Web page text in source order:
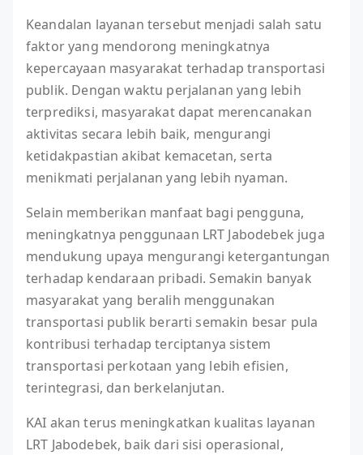
Keandalan layanan tersebut menjadi salah satu
faktor yang mendorong meningkatnya
kepercayaan masyarakat terhadap transportasi
publik. Dengan waktu perjalanan yang lebih
terprediksi, masyarakat dapat merencanakan
aktivitas secara lebih baik, mengurangi
ketidakpastian akibat kemacetan, serta
menikmati perjalanan yang lebih nyaman.
Selain memberikan manfaat bagi pengguna,
meningkatnya penggunaan LRT Jabodebek juga
mendukung upaya mengurangi ketergantungan
terhadap kendaraan pribadi. Semakin banyak
masyarakat yang beralih menggunakan
transportasi publik berarti semakin besar pula
kontribusi terhadap terciptanya sistem
transportasi perkotaan yang lebih efisien,
terintegrasi, dan berkelanjutan.
KAI akan terus meningkatkan kualitas layanan
LRT Jabodebek, baik dari sisi operasional,